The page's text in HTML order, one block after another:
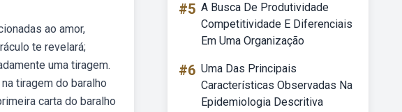
ao amor,
te revelará;
uma tiragem.
tiragem do baralho
carta do baralho
#5 A Busca De Produtividade
Competitividade E Diferenciais
Em Uma Organização
#6 Uma Das Principais
Características Observadas Na
Epidemiologia Descritiva